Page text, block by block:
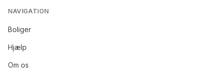
NAVIGATION
Boliger
Hjælp
Om os